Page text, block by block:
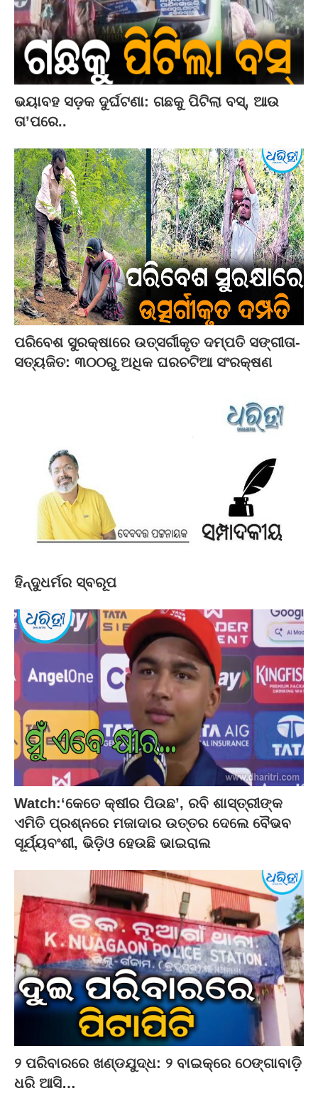
ଭୟାବହ ସଡ଼କ ଦୁର୍ଘଟଣା: ଗଛକୁ ପିଟିଲା ବସ୍‌, ଆଉ
ତା’ପରେ..
ପରିବେଶ ସୁରକ୍ଷାରେ ଉତ୍ସର୍ଗୀକୃତ ଦମ୍ପତି ସଙ୍ଗୀତା-
ସତ୍ୟଜିତ: ୩୦୦ରୁ ଅଧିକ ଘରଚଟିଆ ସଂରକ୍ଷଣ
ହିନ୍ଦୁଧର୍ମର ସ୍ବରୂପ
Watch:‘କେତେ କ୍ଷୀର ପିଉଛ’, ରବି ଶାସ୍ତ୍ରୀଙ୍କ
ଏମିତି ପ୍ରଶ୍ନରେ ମଜାଦାର ଉତ୍ତର ଦେଲେ ବୈଭବ
ସୂର୍ଯ୍ୟବଂଶୀ, ଭିଡ଼ିଓ ହେଉଛି ଭାଇରାଲ
୨ ପରିବାରରେ ଖଣ୍ଡଯୁଦ୍ଧ: ୨ ବାଇକ୍‌ରେ ଠେଙ୍ଗାବାଡ଼ି
ଧରି ଆସି…